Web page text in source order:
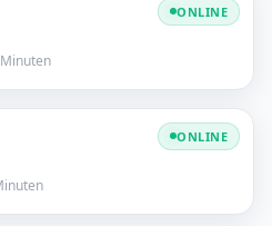
ONLINE
ONLINE